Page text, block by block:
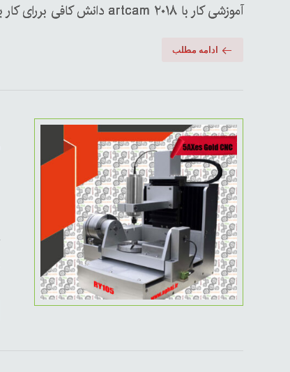
آموزشی کار با artcam ۲۰۱۸ دانش کافی بررای کار با دستگاه های سی ان سی را دست بیاورند ...
ادامه مطلب